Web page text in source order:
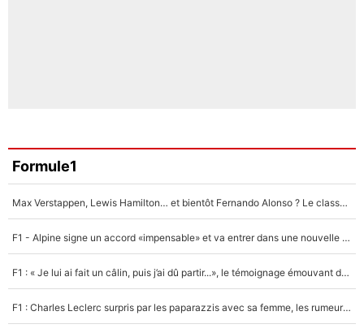
Formule1
Max Verstappen, Lewis Hamilton… et bientôt Fernando Alonso ? Le classement des pilotes les mieux payés en Formule 1 risque de changer !
F1 - Alpine signe un accord «impensable» et va entrer dans une nouvelle dimension : Grande nouvelle pour Pierre Gasly !
F1 : « Je lui ai fait un câlin, puis j’ai dû partir...», le témoignage émouvant de Max Verstappen sur sa fille
F1 : Charles Leclerc surpris par les paparazzis avec sa femme, les rumeurs étaient vraies !